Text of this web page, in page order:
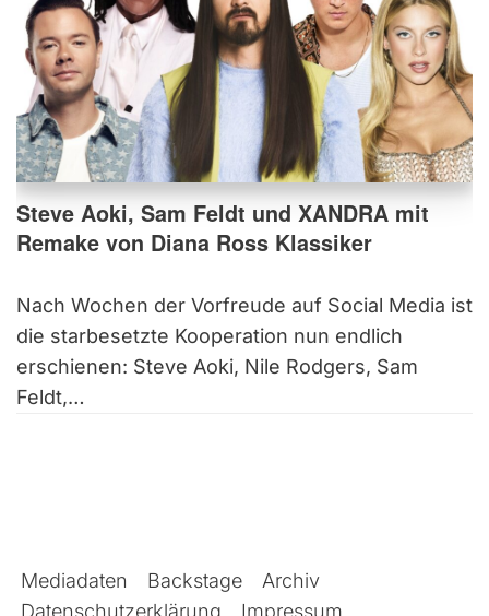
Steve Aoki, Sam Feldt und XANDRA mit
Remake von Diana Ross Klassiker
Nach Wochen der Vorfreude auf Social Media ist
die starbesetzte Kooperation nun endlich
erschienen: Steve Aoki, Nile Rodgers, Sam
Feldt,…
Mediadaten Backstage
Archiv
Datenschutzerklärung
Impressum